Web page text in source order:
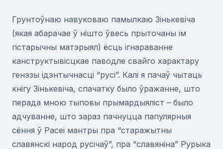
Грунтоўнаю навуковаю памылкаю Зінькевіча
(якая абарачае ў нішто ўвесь прыточаны ім
гістарычны матэрыял) ёсць ігнараванне
канструктывісцкае паводле свайго характару
генэзы ідэнтычнасці “русі”. Калі я пачаў чытаць
кнігу Зінькевіча, спачатку было ўражанне, што
перада мною тыповы прымардыяліст – было
адчуванне, што зараз пачнуцца папулярныя
сёння ў Расеі мантры пра “старажытны
славянскі народ русічаў”, пра “славяніна” Рурыка